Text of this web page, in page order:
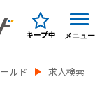
キープ中 メニュー
ルド 求人検索